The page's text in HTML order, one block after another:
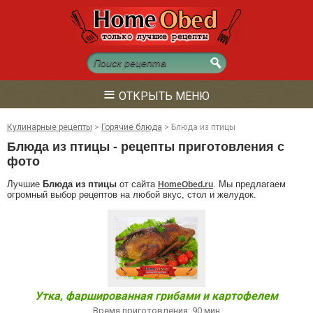
≡ ОТКРЫТЬ МЕНЮ
Кулинарные рецепты > Горячие блюда > Блюда из птицы
Блюда из птицы - рецепты приготовления с
фото
Лучшие Блюда из птицы от сайта HomeObed.ru. Мы предлагаем
огромный выбор рецептов на любой вкус, стол и желудок.
Утка, фаршированная грибами и картофелем
Время приготовления: 90 мин